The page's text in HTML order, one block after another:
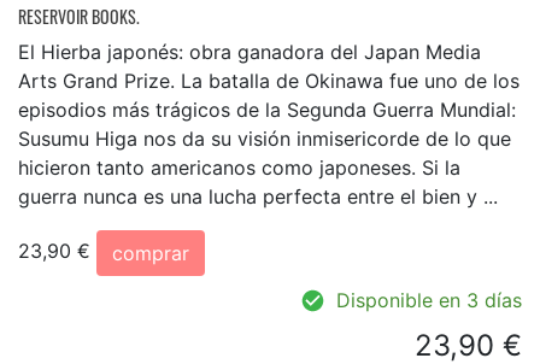
RESERVOIR BOOKS.
El Hierba japonés: obra ganadora del Japan Media
Arts Grand Prize. La batalla de Okinawa fue uno de los
episodios más trágicos de la Segunda Guerra Mundial:
Susumu Higa nos da su visión inmisericorde de lo que
hicieron tanto americanos como japoneses. Si la
guerra nunca es una lucha perfecta entre el bien y ...
23,90 €
comprar
Disponible en 3 días
23,90 €